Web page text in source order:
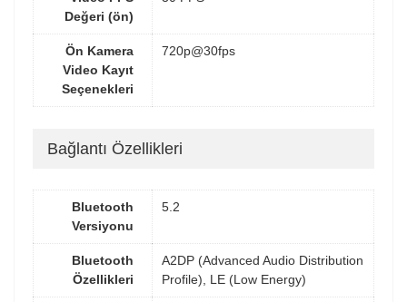
Değeri (ön)
Ön Kamera
Video Kayıt
Seçenekleri
720p@30fps
Bağlantı Özellikleri
Bluetooth
Versiyonu
5.2
Bluetooth
Özellikleri
A2DP (Advanced Audio Distribution
Profile), LE (Low Energy)